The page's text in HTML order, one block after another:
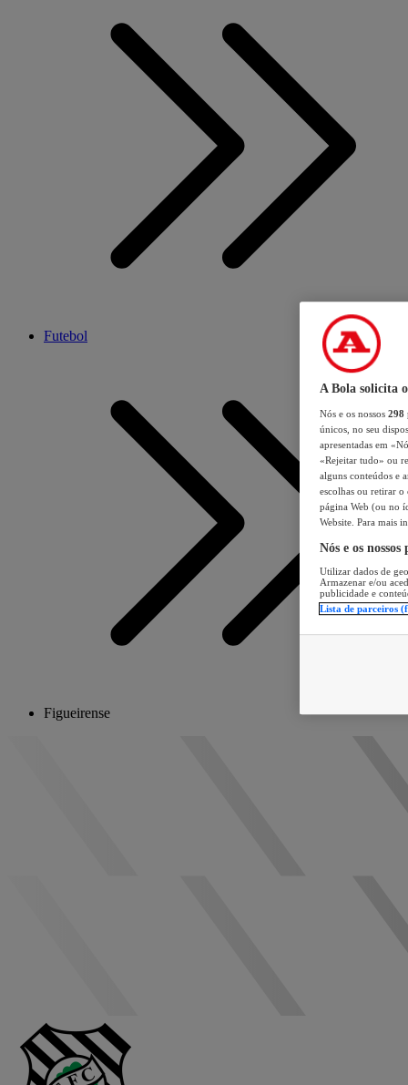
Futebol
Figueirense
A Bola solicita
Nós e os nossos 298
únicos, no seu
apresentadas em
«Rejeitar tudo» ou
alguns conteúdos e
escolhas ou retirar
página Web (ou no
Website. Para mais
Nós e os
Utilizar dados de
Armazenar e/ou
publicidade e
Lista de parceiros